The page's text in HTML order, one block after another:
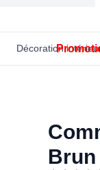
Décoration
Brun